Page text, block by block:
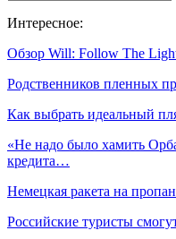
Интересное:
Обзор Will: Follow The
Родственников пленных
Как выбрать идеальный
«Не надо было хамить
кредита…
Немецкая ракета на
Российские туристы